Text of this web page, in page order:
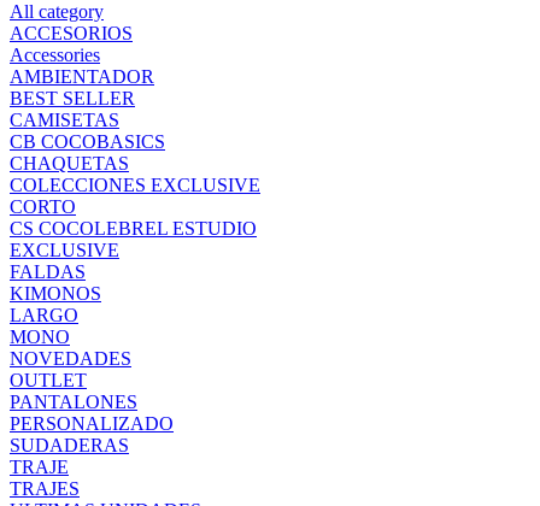
All category
ACCESORIOS
Accessories
AMBIENTADOR
BEST SELLER
CAMISETAS
CB COCOBASICS
CHAQUETAS
COLECCIONES EXCLUSIVE
CORTO
CS COCOLEBREL ESTUDIO
EXCLUSIVE
FALDAS
KIMONOS
LARGO
MONO
NOVEDADES
OUTLET
PANTALONES
PERSONALIZADO
SUDADERAS
TRAJE
TRAJES